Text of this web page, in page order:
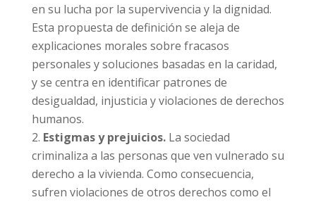
en su lucha por la supervivencia y la dignidad.
Esta propuesta de definición se aleja de
explicaciones morales sobre fracasos
personales y soluciones basadas en la caridad,
y se centra en identificar patrones de
desigualdad, injusticia y violaciones de derechos
humanos.
Estigmas y prejuicios.La sociedad
criminaliza a las personas que ven vulnerado su
derecho a la vivienda. Como consecuencia,
sufren violaciones de otros derechos como el